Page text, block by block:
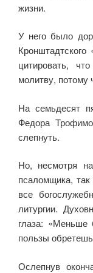
жизни.
У него было
цитировать,
молит­ву, потому
На семьдесят
Федора
слепнуть.
Но, несмо­тря
псаломщика,
все
литургии.
глаза:
пользы
Ослепнув